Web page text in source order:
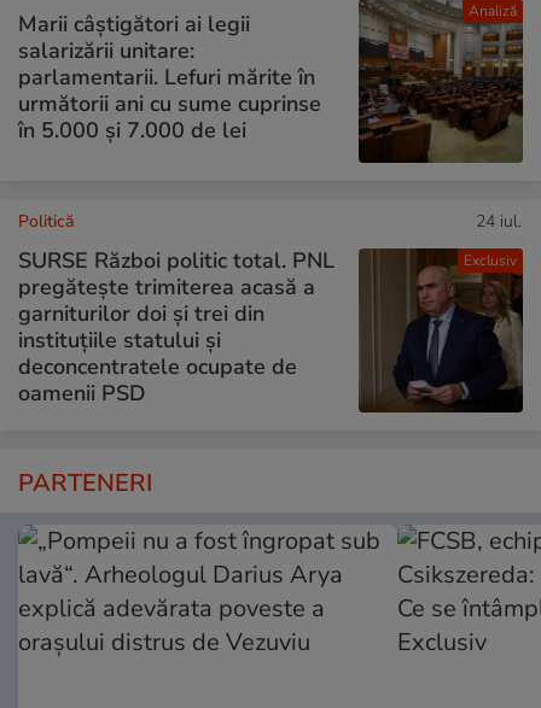
Analiză
Marii câștigători ai legii
salarizării unitare:
parlamentarii. Lefuri mărite în
următorii ani cu sume cuprinse
în 5.000 și 7.000 de lei
Exclusiv
Politică 24 iul.
SURSE Război politic total. PNL
pregătește trimiterea acasă a
garniturilor doi și trei din
instituțiile statului și
deconcentratele ocupate de
oamenii PSD
PARTENERI